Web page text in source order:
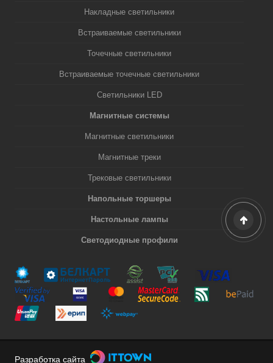
Накладные светильники
Встраиваемые светильники
Точечные светильники
Встраиваемые точечные светильники
Светильники LED
Магнитные системы
Магнитные светильники
Магнитные треки
Трековые светильники
Напольные торшеры
Настольные лампы
Светодиодные профили
Разработка сайта